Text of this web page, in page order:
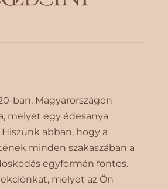
ban, Magyarországon
melyet egy édesanya
abban, hogy a
minden szakaszában a
egyformán fontos.
melyet az Ön